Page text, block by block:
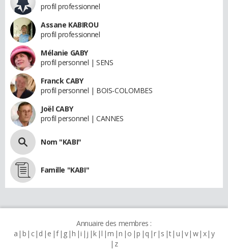
profil professionnel
Assane KABIROU
profil professionnel
Mélanie GABY
profil personnel | SENS
Franck CABY
profil personnel | BOIS-COLOMBES
Joël CABY
profil personnel | CANNES
Nom "KABI"
Famille "KABI"
Annuaire des membres :
a b c d e f g h i j k l m n o p q r s t u v w x y
z